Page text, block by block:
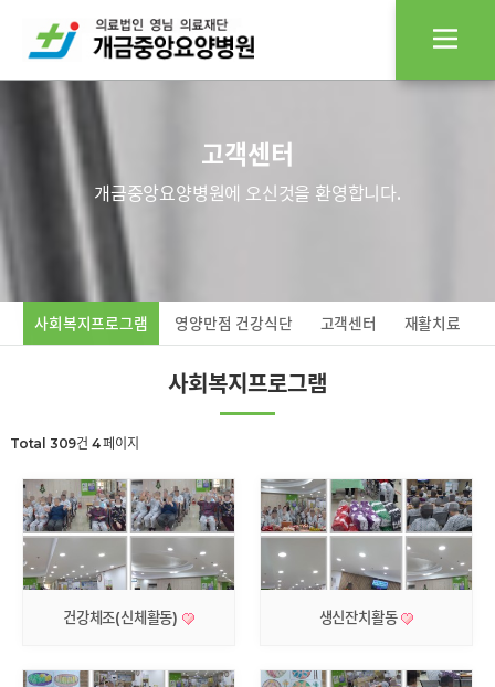
사회복지프로그램 영양만점 건강식단 고객센터 재활치료
고객센터
개금중앙요양병원에 오신것을 환영합니다.
사회복지프로그램
Total 309건 4 페이지
건강체조(신체활동) 생신잔치활동